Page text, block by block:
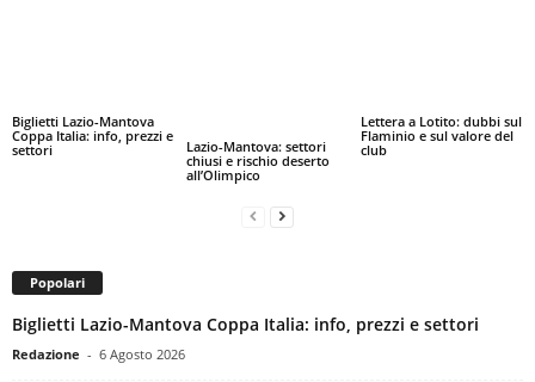
Biglietti Lazio-Mantova
Coppa Italia: info, prezzi e
settori
Lazio-Mantova: settori
chiusi e rischio deserto
all’Olimpico
Lettera a Lotito: dubbi sul
Flaminio e sul valore del
club
Popolari
Biglietti Lazio-Mantova Coppa Italia: info, prezzi e settori
Redazione - 6 Agosto 2026